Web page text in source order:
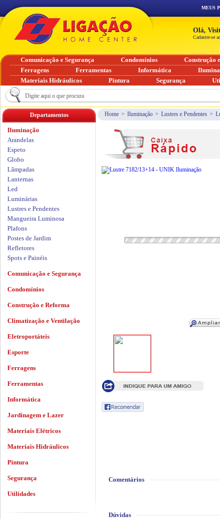
Home > Iluminação > Lustres e Pendentes >
Comentários
Dúvidas
Departamentos
Iluminação
Arandelas
Espeto
Globo
Lâmpadas
Lanternas
Led
Luminárias
Lustres e Pendentes
Mangueira Luminosa
Plafons
Postes de Jardim
Refletores
Spots e Painéis
Comunicação e Segurança
Condomínios
Construção e Reforma
Climatização e Ventilação
Eletroportáteis
Esporte
Ferragens
Ferramentas
Informática
Jardinagem e Lazer
Materiais Elétricos
Materiais Hidráulicos
Pintura
Segurança
Utilidades
MEUS
Olá,
Cadastre-se
Comunicação e Segurança Condomínios
Construção
Ferragens
Ferramentas Informática
Materiais Hidráulicos
Pintura Segurança